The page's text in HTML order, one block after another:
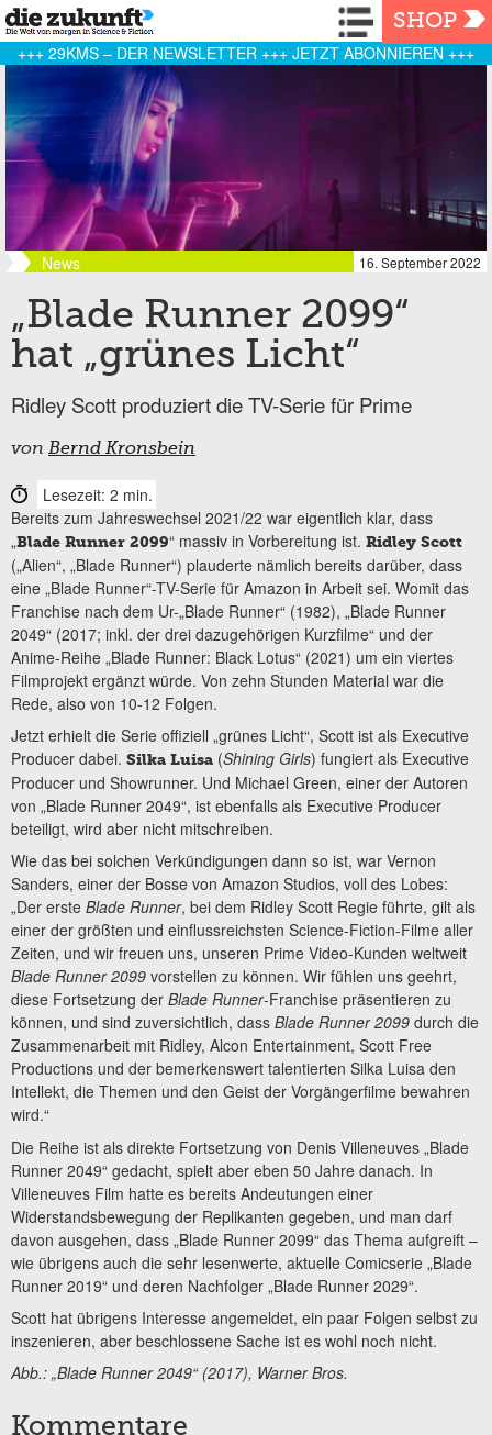
Navigation
SHOP
+++ 29KMS – DER NEWSLETTER +++ JETZT ABONNIEREN +++
News 16. September 2022
„Blade Runner 2099“
hat „grünes Licht“
Ridley Scott produziert die TV-Serie für Prime
von Bernd Kronsbein
Lesezeit: 2 min.
Bereits zum Jahreswechsel 2021/22 war eigentlich klar, dass
„Blade Runner 2099“ massiv in Vorbereitung ist. Ridley Scott
(„Alien“, „Blade Runner“) plauderte nämlich bereits darüber, dass
eine „Blade Runner“-TV-Serie für Amazon in Arbeit sei. Womit das
Franchise nach dem Ur-„Blade Runner“ (1982), „Blade Runner
2049“ (2017; inkl. der drei dazugehörigen Kurzfilme“ und der
Anime-Reihe „Blade Runner: Black Lotus“ (2021) um ein viertes
Filmprojekt ergänzt würde. Von zehn Stunden Material war die
Rede, also von 10-12 Folgen.
Jetzt erhielt die Serie offiziell „grünes Licht“, Scott ist als Executive
Producer dabei. Silka Luisa (Shining Girls) fungiert als Executive
Producer und Showrunner. Und Michael Green, einer der Autoren
von „Blade Runner 2049“, ist ebenfalls als Executive Producer
beteiligt, wird aber nicht mitschreiben.
Wie das bei solchen Verkündigungen dann so ist, war Vernon
Sanders, einer der Bosse von Amazon Studios, voll des Lobes:
„Der erste Blade Runner, bei dem Ridley Scott Regie führte, gilt als
einer der größten und einflussreichsten Science-Fiction-Filme aller
Zeiten, und wir freuen uns, unseren Prime Video-Kunden weltweit
Blade Runner 2099 vorstellen zu können. Wir fühlen uns geehrt,
diese Fortsetzung der Blade Runner-Franchise präsentieren zu
können, und sind zuversichtlich, dass Blade Runner 2099 durch die
Zusammenarbeit mit Ridley, Alcon Entertainment, Scott Free
Productions und der bemerkenswert talentierten Silka Luisa den
Intellekt, die Themen und den Geist der Vorgängerfilme bewahren
wird.“
Die Reihe ist als direkte Fortsetzung von Denis Villeneuves „Blade
Runner 2049“ gedacht, spielt aber eben 50 Jahre danach. In
Villeneuves Film hatte es bereits Andeutungen einer
Widerstandsbewegung der Replikanten gegeben, und man darf
davon ausgehen, dass „Blade Runner 2099“ das Thema aufgreift –
wie übrigens auch die sehr lesenwerte, aktuelle Comicserie „Blade
Runner 2019“ und deren Nachfolger „Blade Runner 2029“.
Scott hat übrigens Interesse angemeldet, ein paar Folgen selbst zu
inszenieren, aber beschlossene Sache ist es wohl noch nicht.
Abb.: „Blade Runner 2049“ (2017), Warner Bros.
Kommentare